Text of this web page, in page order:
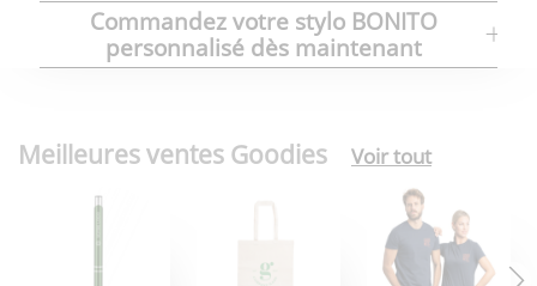
Commandez votre stylo BONITO
personnalisé dès maintenant
Meilleures ventes Goodies Voir tout